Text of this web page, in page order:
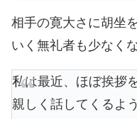
相手の寛大さに胡坐
いく無礼者も少なく
私は最近、ほぼ挨拶
親しく話してくるよ